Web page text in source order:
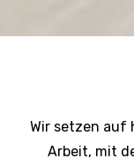
Wir setzen auf
Arbeit, mit